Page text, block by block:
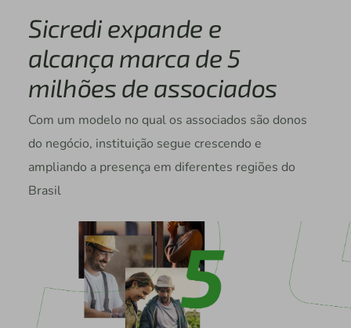
Sicredi expande e
alcança marca de 5
milhões de associados
Com um modelo no qual os associados são donos
do negócio, instituição segue crescendo e
ampliando a presença em diferentes regiões do
Brasil